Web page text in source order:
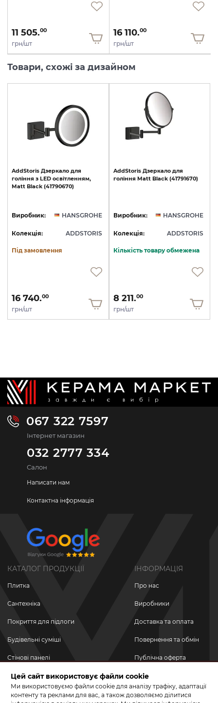
11 505.00
грн/шт
16 110.00
грн/шт
Товари, схожі за дизайном
AddStoris Дзеркало для
гоління з LED освітленням,
Matt Black (41790670)
Виробник: HANSGROHE
Колекція: ADDSTORIS
Під замовлення
16 740.00
грн/шт
AddStoris Дзеркало для
гоління Matt Black (41791670)
Виробник: HANSGROHE
Колекція: ADDSTORIS
Кількість товару обмежена
8 211.00
грн/шт
067 322 7597
Інтернет магазин
032 2777 334
Салон
Написати нам
Контактна інформація
КАТАЛОГ ПРОДУКЦІЇ
Плитка
Сантехніка
Покриття для підлоги
Будівельні суміші
Стінові панелі
Новинки
Акційні товари
ІНФОРМАЦІЯ
Про нас
Виробники
Доставка та оплата
Повернення та обмін
Публічна оферта
Політика
конфіденційності
Цей сайт використовує файли cookie
Ми використовуємо файли cookie для аналізу трафіку, адаптації
контенту та реклами для вас, а також дозволяємо ділитися